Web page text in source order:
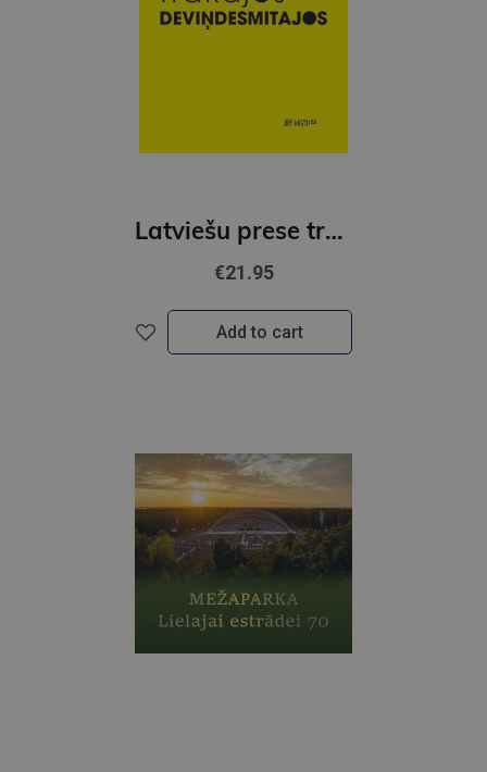
Latviešu prese trakajos deviņdesmitajos
€21.95
Add to cart